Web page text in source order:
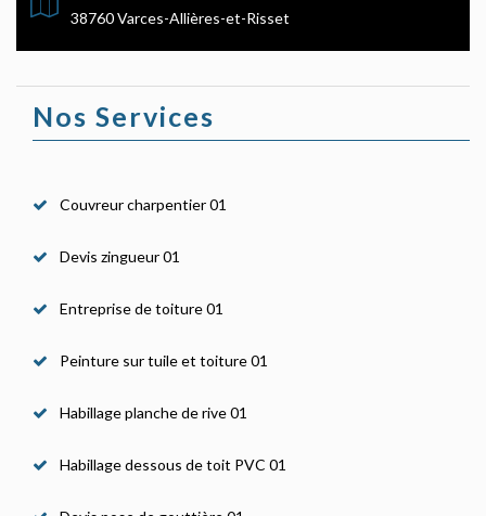
38760 Varces-Allières-et-Risset
Nos Services
Couvreur charpentier 01
Devis zingueur 01
Entreprise de toiture 01
Peinture sur tuile et toiture 01
Habillage planche de rive 01
Habillage dessous de toit PVC 01